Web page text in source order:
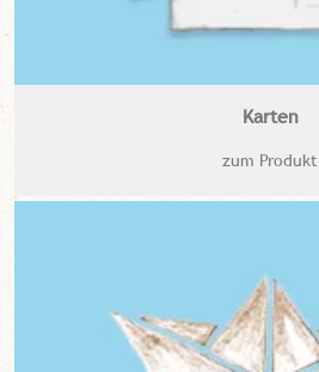
Karten
zum Produkt